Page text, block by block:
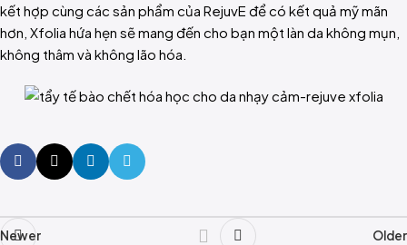
kết hợp cùng các sản phẩm của RejuvE để có kết quả mỹ mãn
hơn, Xfolia hứa hẹn sẽ mang đến cho bạn một làn da không mụn,
không thâm và không lão hóa.
Newer Older